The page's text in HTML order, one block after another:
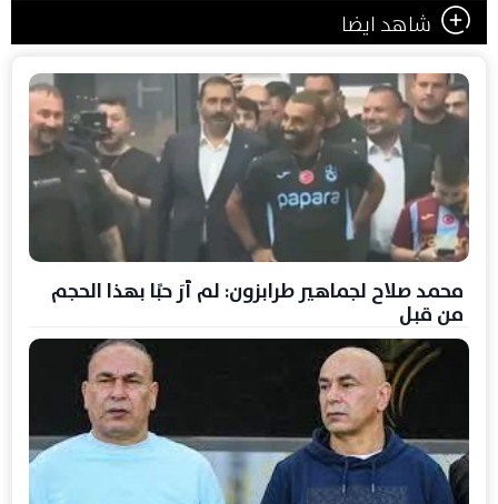
شاهد ايضا
محمد صلاح لجماهير طرابزون: لم أرَ حبًا بهذا الحجم
من قبل